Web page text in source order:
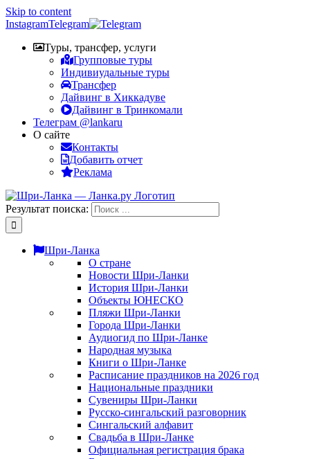
Skip to content
InstagramTelegram
Туры, трансфер, услуги
Групповые туры
Индивиудальные туры
Трансфер
Дайвинг в Хиккадуве
Дайвинг в Тринкомали
Телеграм @lankaru
О сайте
Контакты
Добавить отчет
Реклама
Результат поиска:
Шри-Ланка
О стране
Новости Шри-Ланки
История Шри-Ланки
Объекты ЮНЕСКО
Пляжи Шри-Ланки
Города Шри-Ланки
Аудиогид по Шри-Ланке
Народная музыка
Книги о Шри-Ланке
Расписание праздников на 2026 год
Национальные праздники
Сувениры Шри-Ланки
Русско-сингальский разговорник
Сингальский алфавит
Свадьба в Шри-Ланке
Официальная регистрация брака